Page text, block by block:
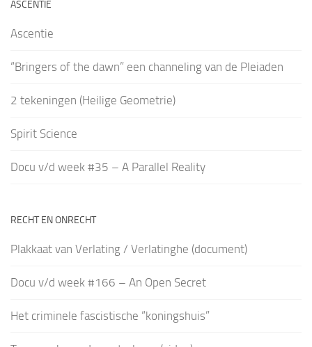
ASCENTIE
Ascentie
“Bringers of the dawn” een channeling van de Pleiaden
2 tekeningen (Heilige Geometrie)
Spirit Science
Docu v/d week #35 – A Parallel Reality
RECHT EN ONRECHT
Plakkaat van Verlating / Verlatinghe (document)
Docu v/d week #166 – An Open Secret
Het criminele fascistische “koningshuis”